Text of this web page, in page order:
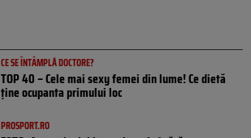
CE SE ÎNTÂMPLĂ DOCTORE?
TOP 40 – Cele mai sexy femei din lume! Ce dietă
ține ocupanta primului loc
PROSPORT.RO